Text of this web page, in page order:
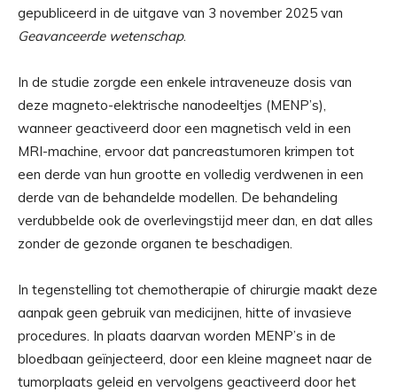
gepubliceerd in de uitgave van 3 november 2025 van
Geavanceerde wetenschap.
In de studie zorgde een enkele intraveneuze dosis van
deze magneto-elektrische nanodeeltjes (MENP’s),
wanneer geactiveerd door een magnetisch veld in een
MRI-machine, ervoor dat pancreastumoren krimpen tot
een derde van hun grootte en volledig verdwenen in een
derde van de behandelde modellen. De behandeling
verdubbelde ook de overlevingstijd meer dan, en dat alles
zonder de gezonde organen te beschadigen.
In tegenstelling tot chemotherapie of chirurgie maakt deze
aanpak geen gebruik van medicijnen, hitte of invasieve
procedures. In plaats daarvan worden MENP’s in de
bloedbaan geïnjecteerd, door een kleine magneet naar de
tumorplaats geleid en vervolgens geactiveerd door het